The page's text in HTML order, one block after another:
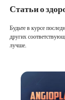
Статьи о
Будьте в курсе
других
лучше.